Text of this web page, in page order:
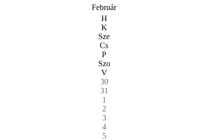
Február
H
K
Sze
Cs
P
Szo
V
30
31
1
2
3
4
5